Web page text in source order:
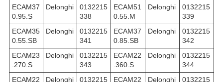
ECAM37
0.95.S
Delonghi
0132215
338
ECAM51
0.55.M
Delonghi
0132215
339
ECAM35
0.55.SB
Delonghi
0132215
341
ECAM37
0.85.SB
Delonghi
0132215
342
ECAM23
.270.S
Delonghi
0132215
343
ECAM22
.360.S
Delonghi
0132215
344
ECAM22
Delonghi
0132215
ECAM22
Delonghi
0132215